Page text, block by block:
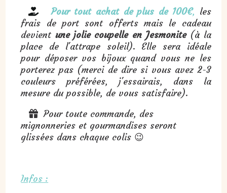
 Pour tout achat de plus de 100€, les
frais de port sont offerts mais le cadeau
devient une jolie coupelle en Jesmonite(à la
place de l'attrape soleil). Elle sera idéale
pour déposer vos bijoux quand vous ne les
porterez pas (merci de dire si vous avez 2-3
couleurs préférées, j'essairais, dans la
mesure du possible, de vous satisfaire).
 Pour toute commande, des
mignonneries et gourmandises seront
glissées dans chaque colis 😉
Infos :